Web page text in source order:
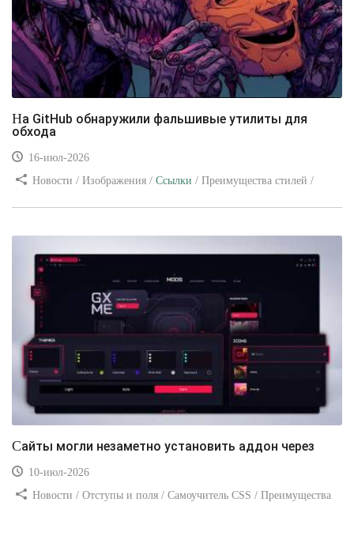
На GitHub обнаружили фальшивые утилиты для
обхода
16-июл-2026
Новости / Изображения / Ссылки / Преимущества стилей /
Сайты могли незаметно установить аддон через
10-июл-2026
Новости / Отступы и поля / Самоучитель CSS / Преимущества